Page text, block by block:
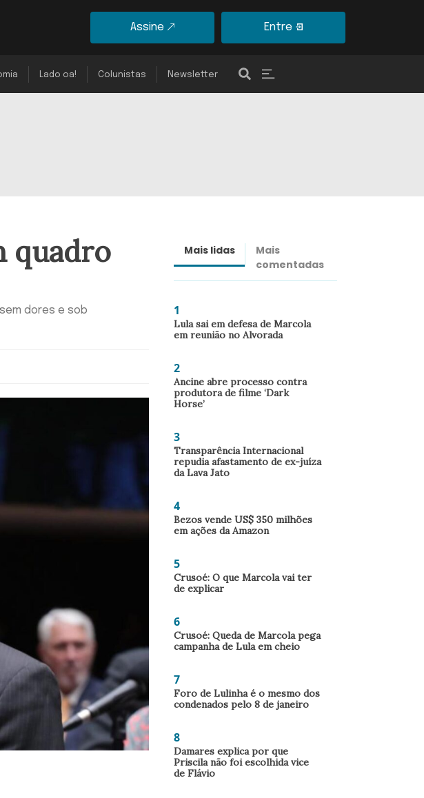
Assine Entre
Lado oa! Colunistas Newsletter
quadro
dores e sob
Mais lidas
Mais
comentadas
1
Lula sai em defesa de Marcola
em reunião no Alvorada
2
Ancine abre processo contra
produtora de filme ‘Dark
Horse’
3
Transparência Internacional
repudia afastamento de ex-juíza
da Lava Jato
4
Bezos vende US$ 350 milhões
em ações da Amazon
5
Crusoé: O que Marcola vai ter
de explicar
6
Crusoé: Queda de Marcola pega
campanha de Lula em cheio
7
Foro de Lulinha é o mesmo dos
condenados pelo 8 de janeiro
8
Damares explica por que
Priscila não foi escolhida vice
de Flávio